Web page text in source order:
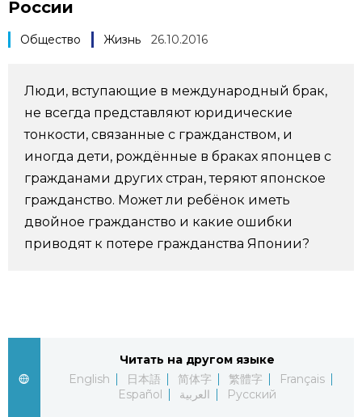
Путеводитель по Японии
Разделы
Люди
Блог
Политика
Общество
Культура
Популярные статьи
Японский язык
Японский калейдоскоп
Еда и напитки
official SNS
России
Общество Жизнь 26.10.2016
Люди, вступающие в международный брак,
не всегда представляют юридические
тонкости, связанные с гражданством, и
иногда дети, рождённые в браках японцев с
гражданами других стран, теряют японское
гражданство. Может ли ребёнок иметь
двойное гражданство и какие ошибки
приводят к потере гражданства Японии?
Читать на другом языке
English
日本語 简体字 繁體字
Français
Español
العربية Русский